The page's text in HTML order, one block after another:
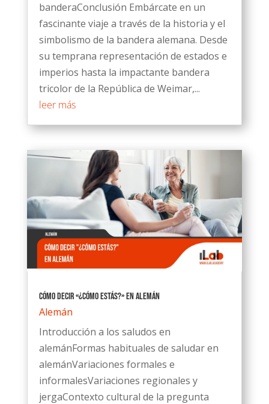
banderaConclusión Embárcate en un
fascinante viaje a través de la historia y el
simbolismo de la bandera alemana. Desde
su temprana representación de estados e
imperios hasta la impactante bandera
tricolor de la República de Weimar,...
leer más
Cómo decir «¿Cómo estás?» en alemán
Alemán
Introducción a los saludos en
alemánFormas habituales de saludar en
alemánVariaciones formales e
informalesVariaciones regionales y
jergaContexto cultural de la pregunta